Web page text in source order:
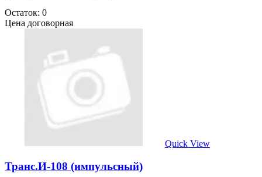
Остаток: 0
Цена договорная
Quick View
Транс.И-108 (импульсный)